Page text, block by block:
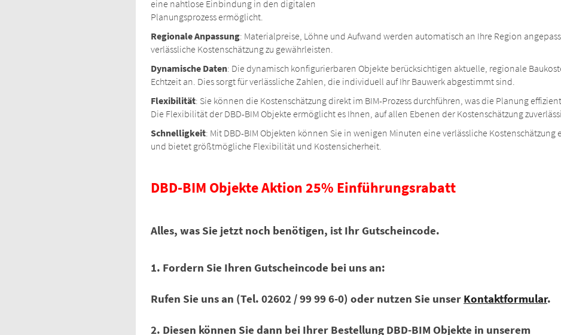
eine nahtlose Einbindung in den digitalen
Planungsprozess ermöglicht.
Regionale Anpassung: Materialpreise, Löhne und Aufwand werden automatisch an Ihre Region
verlässliche Kostenschätzung zu gewährleisten.
Dynamische Daten: Die dynamisch konfigurierbaren Objekte berücksichtigen aktuelle, regionale
Echtzeit an. Dies sorgt für verlässliche Zahlen, die individuell auf Ihr Bauwerk abgestimmt sind.
Flexibilität: Sie können die Kostenschätzung direkt im BIM-Prozess durchführen, was die Planung
Die Flexibilität der DBD-BIM Objekte ermöglicht es Ihnen, auf allen Ebenen der Kostenschätzung
Schnelligkeit: Mit DBD-BIM Objekten können Sie in wenigen Minuten eine verlässliche Kostenschätzung
und bietet größtmögliche Flexibilität und Kostensicherheit.
DBD-BIM Objekte Aktion 25% Einführungsrabatt
Alles, was Sie jetzt noch benötigen, ist Ihr Gutscheincode.
1. Fordern Sie Ihren Gutscheincode bei uns an:
Rufen Sie uns an (Tel. 02602 / 99 99 6-0) oder nutzen Sie unser Kontaktformular.
2. Diesen können Sie dann bei Ihrer Bestellung DBD-BIM Objekte in unserem